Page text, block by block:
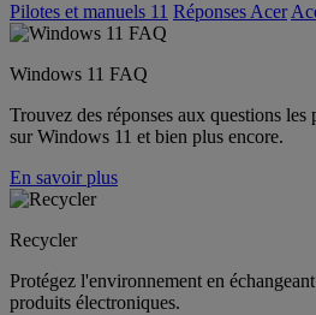
Pilotes et manuels 11 Réponses Acer
Windows 11 FAQ
Trouvez des réponses aux questions les
sur Windows 11 et bien plus encore.
En savoir plus
Recycler
Protégez l'environnement en
produits électroniques.